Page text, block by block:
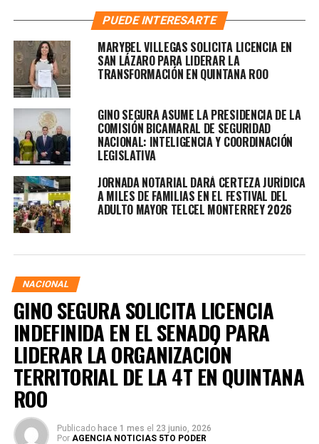
PUEDE INTERESARTE
MARYBEL VILLEGAS SOLICITA LICENCIA EN
SAN LÁZARO PARA LIDERAR LA
TRANSFORMACIÓN EN QUINTANA ROO
GINO SEGURA ASUME LA PRESIDENCIA DE LA
COMISIÓN BICAMARAL DE SEGURIDAD
NACIONAL: INTELIGENCIA Y COORDINACIÓN
LEGISLATIVA
JORNADA NOTARIAL DARÁ CERTEZA JURÍDICA
A MILES DE FAMILIAS EN EL FESTIVAL DEL
ADULTO MAYOR TELCEL MONTERREY 2026
NACIONAL
GINO SEGURA SOLICITA LICENCIA
INDEFINIDA EN EL SENADO PARA
LIDERAR LA ORGANIZACIÓN
TERRITORIAL DE LA 4T EN QUINTANA
ROO
Publicado hace 1 mes el 23 junio, 2026
Por AGENCIA NOTICIAS 5TO PODER